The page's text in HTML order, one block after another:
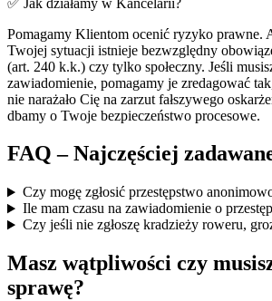
Pomagamy Klientom ocenić ryzyko prawne.
Twojej sytuacji istnieje bezwzględny
(art. 240 k.k.) czy tylko społeczny. Jeśli
zawiadomienie, pomagamy je zredagować
nie narażało Cię na zarzut fałszywego
dbamy o Twoje bezpieczeństwo procesowe.
FAQ – Najczęściej
Czy mogę zgłosić przestępstwo
Ile mam czasu na zawiadomienie o
Czy jeśli nie zgłoszę kradzieży roweru,
Masz wątpliwości czy
sprawę?